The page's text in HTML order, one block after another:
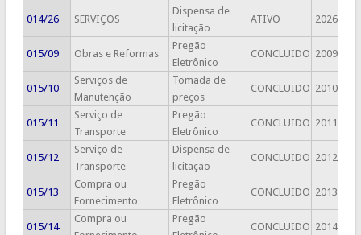
014/26 SERVIÇOS
Dispensa de
licitação
ATIVO 2026
015/09 Obras e Reformas
Pregão
Eletrônico
CONCLUIDO 2009
015/10
Serviços de
Manutenção
Tomada de
preços
CONCLUIDO 2010
015/11
Serviço de
Transporte
Pregão
Eletrônico
CONCLUIDO 2011
015/12
Serviço de
Transporte
Dispensa de
licitação
CONCLUIDO 2012
015/13
Compra ou
Fornecimento
Pregão
Eletrônico
CONCLUIDO 2013
015/14
Compra ou
Pregão
CONCLUIDO 2014